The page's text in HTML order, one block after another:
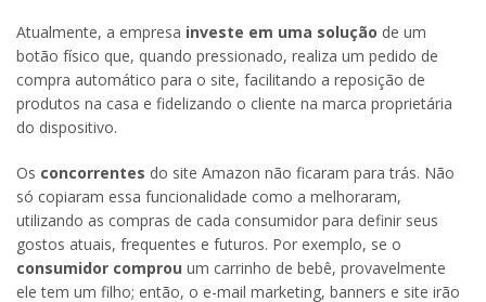
Atualmente, a empresa investe em uma solução de um
botão físico que, quando pressionado, realiza um pedido de
compra automático para o site, facilitando a reposição de
produtos na casa e fidelizando o cliente na marca proprietária
do dispositivo.
Os concorrentes do site Amazon não ficaram para trás. Não
só copiaram essa funcionalidade como a melhoraram,
utilizando as compras de cada consumidor para definir seus
gostos atuais, frequentes e futuros. Por exemplo, se o
consumidor comprou um carrinho de bebê, provavelmente
ele tem um filho; então, o e-mail marketing, banners e site irão